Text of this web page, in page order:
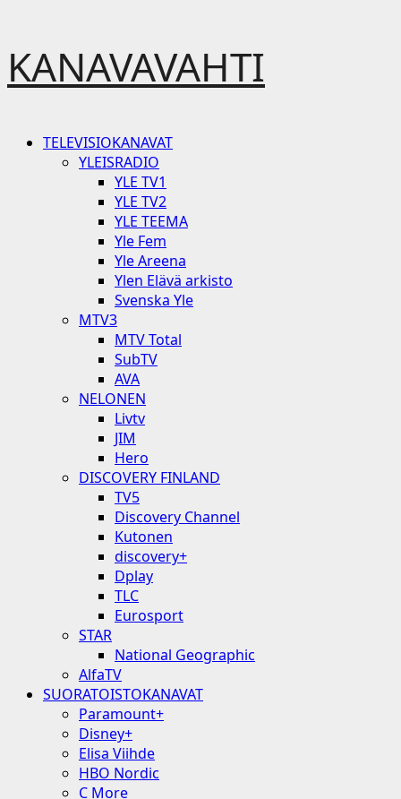
to
content
KANAVAVAHTI
PrimaryTELEVISIOKANAVAT
YLEISRADIO
YLE TV1
YLE TV2
YLE TEEMA
Yle Fem
Yle Areena
Ylen Elävä arkisto
Svenska Yle
MTV3
MTV Total
SubTV
AVA
NELONEN
Livtv
JIM
Hero
DISCOVERY FINLAND
TV5
Discovery Channel
Kutonen
discovery+
Dplay
TLC
Eurosport
STAR
National Geographic
AlfaTV
SUORATOISTOKANAVAT
Paramount+
Disney+
Elisa Viihde
HBO Nordic
C More